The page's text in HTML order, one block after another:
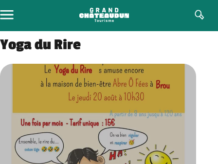
au
contenu
Yoga du Rire